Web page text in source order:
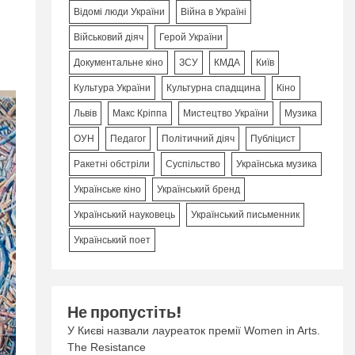
Відомі люди України Війна в Україні
Військовий діяч Герой України
Документальне кіно ЗСУ КМДА Київ
Культура України Культурна спадщина Кіно
Львів Макс Кріппа Мистецтво України Музика
ОУН Педагог Політичний діяч Публіцист
Ракетні обстріли Суспільство Українська музика
Українське кіно Український бренд
Український науковець Український письменник
Український поет
Не пропустіть!
У Києві назвали лауреаток премії Women in Arts.
The Resistance